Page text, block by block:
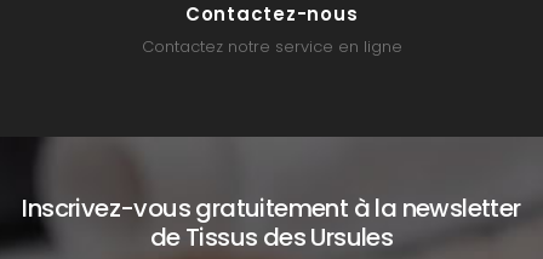
Contactez-nous
Contactez notre service en ligne
Inscrivez-vous gratuitement à la newsletter
de Tissus des Ursules